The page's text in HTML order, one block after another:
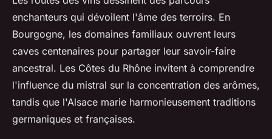
enchanteurs qui dévoilent l'âme des terroirs. En
Bourgogne, les domaines familiaux ouvrent leurs
caves centenaires pour partager leur savoir-faire
ancestral. Les Côtes du Rhône invitent à comprendre
l'influence du mistral sur la concentration des arômes,
tandis que l'Alsace marie harmonieusement traditions
germaniques et françaises.